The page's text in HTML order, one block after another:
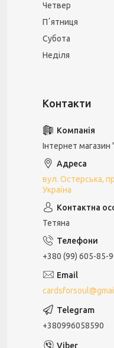
Четвер
Пʼятниця
Субота
Неділя
Інтернет магазин
вул. Остерська,
Україна
Тетяна
+380 (99) 605-85-
+380996058590